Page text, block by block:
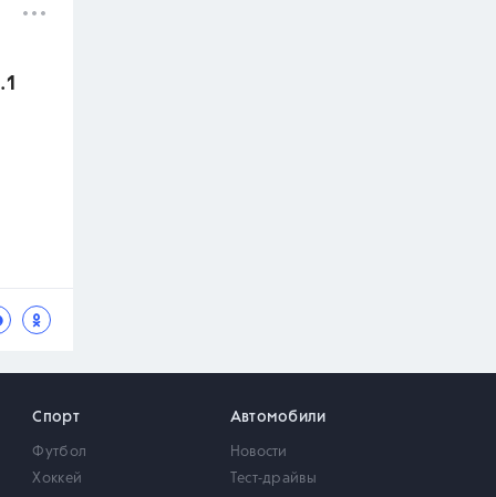
Спорт
Футбол
Хоккей
Автомобили
Новости
Тест-драйвы